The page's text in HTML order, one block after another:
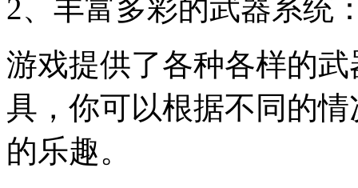
2、丰富多彩的武器系统
游戏提供了各种各样的
具，你可以根据不同的
的乐趣。